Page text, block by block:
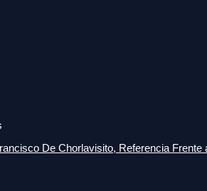
De Chorlavisito, Referencia